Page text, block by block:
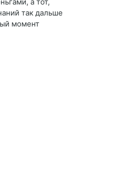
так дальше
момент